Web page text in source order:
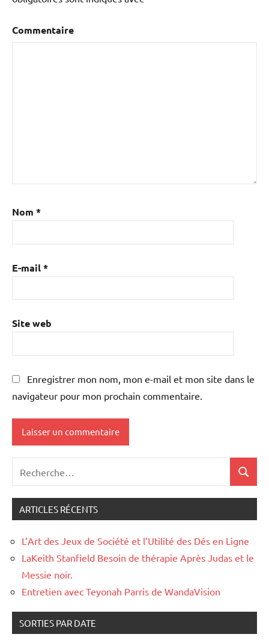
Commentaire
Nom *
E-mail*
Site web
Enregistrer mon nom, mon e-mail et mon site dans le
navigateur pour mon prochain commentaire.
ARTICLES RÉCENTS
L’Art des Jeux de Société et l’Utilité des Dés en Ligne
LaKeith Stanfield Besoin de thérapie Après Judas et le
Messie noir.
Entretien avec Teyonah Parris de WandaVision
SORTIES PAR DATE